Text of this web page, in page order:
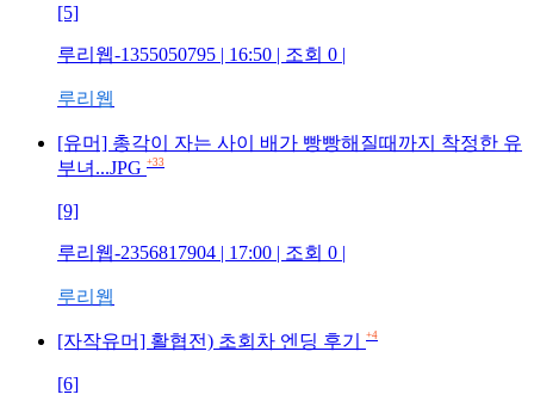
[5]
루리웹-1355050795 | 16:50 | 조회 0 |
루리웹
[유머] 총각이 자는 사이 배가 빵빵해질때까지 착정한 유
부녀...JPG +33
[9]
루리웹-2356817904 | 17:00 | 조회 0 |
루리웹
[자작유머] 활협전) 초회차 엔딩 후기 +4
[6]